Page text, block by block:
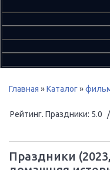
Главная »Каталог»
Рейтинг. Праздники: 5.0
Праздники